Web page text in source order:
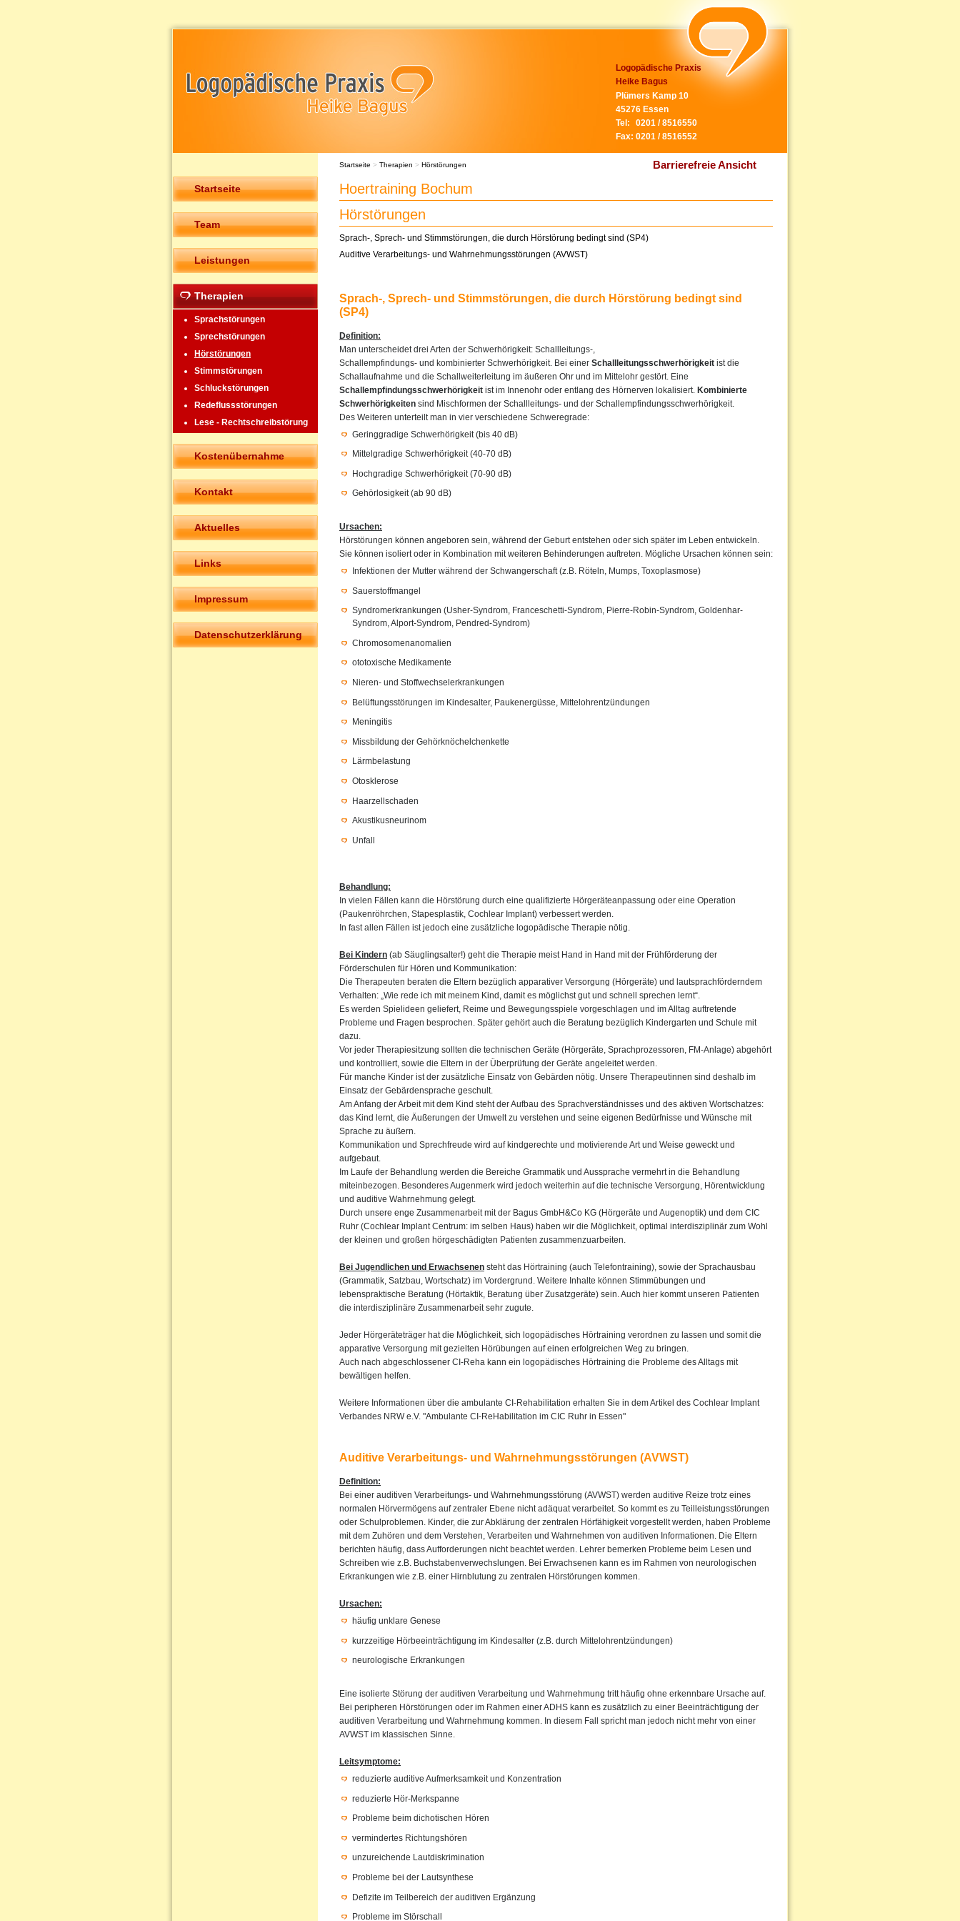
Logopädische Praxis
Heike Bagus
Plümers Kamp 10
45276 Essen
Tel:
0201 / 8516550
Fax: 0201 / 8516552
Barrierefreie Ansicht
Startseite
Team
Leistungen
Therapien
Sprachstörungen
Sprechstörungen
Hörstörungen
Stimmstörungen
Schluckstörungen
Redeflussstörungen
Lese - Rechtschreibstörung
Kostenübernahme
Kontakt
Aktuelles
Links
Impressum
Datenschutzerklärung
Startseite > Therapien > Hörstörungen
Hoertraining Bochum
Hörstörungen
Sprach-, Sprech- und Stimmstörungen, die durch Hörstörung bedingt sind (SP4)
Auditive Verarbeitungs- und Wahrnehmungsstörungen (AVWST)
Sprach-, Sprech- und Stimmstörungen, die durch Hörstörung bedingt sind
(SP4)
Definition:
Man unterscheidet drei Arten der Schwerhörigkeit: Schallleitungs-,
Schallempfindungs- und kombinierter Schwerhörigkeit. Bei einer Schallleitungsschwerhörigkeit ist die
Schallaufnahme und die Schallweiterleitung im äußeren Ohr und im Mittelohr gestört. Eine
Schallempfindungsschwerhörigkeit ist im Innenohr oder entlang des Hörnerven lokalisiert. Kombinierte
Schwerhörigkeiten sind Mischformen der Schallleitungs- und der Schallempfindungsschwerhörigkeit.
Des Weiteren unterteilt man in vier verschiedene Schweregrade:
Geringgradige Schwerhörigkeit (bis 40 dB)
Mittelgradige Schwerhörigkeit (40-70 dB)
Hochgradige Schwerhörigkeit (70-90 dB)
Gehörlosigkeit (ab 90 dB)
Ursachen:
Hörstörungen können angeboren sein, während der Geburt entstehen oder sich später im Leben entwickeln.
Sie können isoliert oder in Kombination mit weiteren Behinderungen auftreten. Mögliche Ursachen können sein:
Infektionen der Mutter während der Schwangerschaft (z.B. Röteln, Mumps, Toxoplasmose)
Sauerstoffmangel
Syndromerkrankungen (Usher-Syndrom, Franceschetti-Syndrom, Pierre-Robin-Syndrom, Goldenhar-
Syndrom, Alport-Syndrom, Pendred-Syndrom)
Chromosomenanomalien
ototoxische Medikamente
Nieren- und Stoffwechselerkrankungen
Belüftungsstörungen im Kindesalter, Paukenergüsse, Mittelohrentzündungen
Meningitis
Missbildung der Gehörknöchelchenkette
Lärmbelastung
Otosklerose
Haarzellschaden
Akustikusneurinom
Unfall
Behandlung:
In vielen Fällen kann die Hörstörung durch eine qualifizierte Hörgeräteanpassung oder eine Operation
(Paukenröhrchen, Stapesplastik, Cochlear Implant) verbessert werden.
In fast allen Fällen ist jedoch eine zusätzliche logopädische Therapie nötig.
Bei Kindern (ab Säuglingsalter!) geht die Therapie meist Hand in Hand mit der Frühförderung der
Förderschulen für Hören und Kommunikation:
Die Therapeuten beraten die Eltern bezüglich apparativer Versorgung (Hörgeräte) und lautsprachförderndem
Verhalten: „Wie rede ich mit meinem Kind, damit es möglichst gut und schnell sprechen lernt“.
Es werden Spielideen geliefert, Reime und Bewegungsspiele vorgeschlagen und im Alltag auftretende
Probleme und Fragen besprochen. Später gehört auch die Beratung bezüglich Kindergarten und Schule mit
dazu.
Vor jeder Therapiesitzung sollten die technischen Geräte (Hörgeräte, Sprachprozessoren, FM-Anlage) abgehört
und kontrolliert, sowie die Eltern in der Überprüfung der Geräte angeleitet werden.
Für manche Kinder ist der zusätzliche Einsatz von Gebärden nötig. Unsere Therapeutinnen sind deshalb im
Einsatz der Gebärdensprache geschult.
Am Anfang der Arbeit mit dem Kind steht der Aufbau des Sprachverständnisses und des aktiven Wortschatzes:
das Kind lernt, die Äußerungen der Umwelt zu verstehen und seine eigenen Bedürfnisse und Wünsche mit
Sprache zu äußern.
Kommunikation und Sprechfreude wird auf kindgerechte und motivierende Art und Weise geweckt und
aufgebaut.
Im Laufe der Behandlung werden die Bereiche Grammatik und Aussprache vermehrt in die Behandlung
miteinbezogen. Besonderes Augenmerk wird jedoch weiterhin auf die technische Versorgung, Hörentwicklung
und auditive Wahrnehmung gelegt.
Durch unsere enge Zusammenarbeit mit der Bagus GmbH&Co KG (Hörgeräte und Augenoptik) und dem CIC
Ruhr (Cochlear Implant Centrum: im selben Haus) haben wir die Möglichkeit, optimal interdisziplinär zum Wohl
der kleinen und großen hörgeschädigten Patienten zusammenzuarbeiten.
Bei Jugendlichen und Erwachsenen steht das Hörtraining (auch Telefontraining), sowie der Sprachausbau
(Grammatik, Satzbau, Wortschatz) im Vordergrund. Weitere Inhalte können Stimmübungen und
lebenspraktische Beratung (Hörtaktik, Beratung über Zusatzgeräte) sein. Auch hier kommt unseren Patienten
die interdisziplinäre Zusammenarbeit sehr zugute.
Jeder Hörgeräteträger hat die Möglichkeit, sich logopädisches Hörtraining verordnen zu lassen und somit die
apparative Versorgung mit gezielten Hörübungen auf einen erfolgreichen Weg zu bringen.
Auch nach abgeschlossener CI-Reha kann ein logopädisches Hörtraining die Probleme des Alltags mit
bewältigen helfen.
Weitere Informationen über die ambulante CI-Rehabilitation erhalten Sie in dem Artikel des Cochlear Implant
Verbandes NRW e.V. "Ambulante CI-ReHabilitation im CIC Ruhr in Essen"
Auditive Verarbeitungs- und Wahrnehmungsstörungen (AVWST)
Definition:
Bei einer auditiven Verarbeitungs- und Wahrnehmungsstörung (AVWST) werden auditive Reize trotz eines
normalen Hörvermögens auf zentraler Ebene nicht adäquat verarbeitet. So kommt es zu Teilleistungsstörungen
oder Schulproblemen. Kinder, die zur Abklärung der zentralen Hörfähigkeit vorgestellt werden, haben Probleme
mit dem Zuhören und dem Verstehen, Verarbeiten und Wahrnehmen von auditiven Informationen. Die Eltern
berichten häufig, dass Aufforderungen nicht beachtet werden. Lehrer bemerken Probleme beim Lesen und
Schreiben wie z.B. Buchstabenverwechslungen. Bei Erwachsenen kann es im Rahmen von neurologischen
Erkrankungen wie z.B. einer Hirnblutung zu zentralen Hörstörungen kommen.
Ursachen:
häufig unklare Genese
kurzzeitige Hörbeeinträchtigung im Kindesalter (z.B. durch Mittelohrentzündungen)
neurologische Erkrankungen
Eine isolierte Störung der auditiven Verarbeitung und Wahrnehmung tritt häufig ohne erkennbare Ursache auf.
Bei peripheren Hörstörungen oder im Rahmen einer ADHS kann es zusätzlich zu einer Beeinträchtigung der
auditiven Verarbeitung und Wahrnehmung kommen. In diesem Fall spricht man jedoch nicht mehr von einer
AVWST im klassischen Sinne.
Leitsymptome:
reduzierte auditive Aufmerksamkeit und Konzentration
reduzierte Hör-Merkspanne
Probleme beim dichotischen Hören
vermindertes Richtungshören
unzureichende Lautdiskrimination
Probleme bei der Lautsynthese
Defizite im Teilbereich der auditiven Ergänzung
Probleme im Störschall